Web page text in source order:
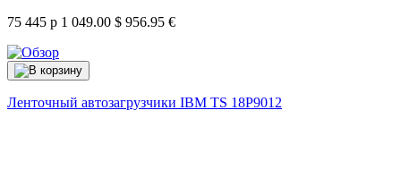
75 445 р 1 049.00 $ 956.95 €
Ленточный автозагрузчики IBM TS 18P9012